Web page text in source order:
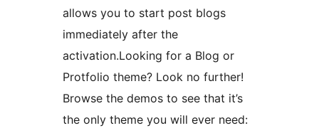
allows you to start post blogs
immediately after the
activation.Looking for a Blog or
Protfolio theme? Look no further!
Browse the demos to see that it’s
the only theme you will ever need: